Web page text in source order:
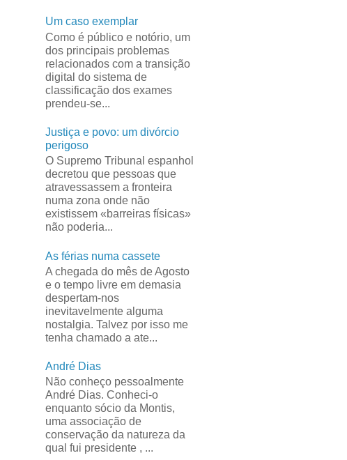
Um caso exemplar
Como é público e notório, um
dos principais problemas
relacionados com a transição
digital do sistema de
classificação dos exames
prendeu-se...
Justiça e povo: um divórcio
perigoso
O Supremo Tribunal espanhol
decretou que pessoas que
atravessassem a fronteira
numa zona onde não
existissem «barreiras físicas»
não poderia...
As férias numa cassete
A chegada do mês de Agosto
e o tempo livre em demasia
despertam-nos
inevitavelmente alguma
nostalgia. Talvez por isso me
tenha chamado a ate...
André Dias
Não conheço pessoalmente
André Dias. Conheci-o
enquanto sócio da Montis,
uma associação de
conservação da natureza da
qual fui presidente , ...